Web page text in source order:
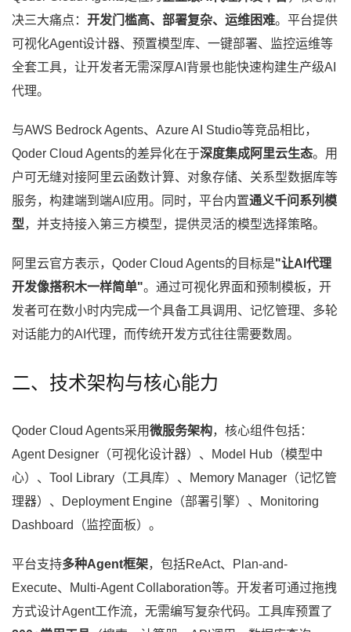
决三大痛点： 开发门槛高、部署复杂、运维困难。平台提供
可视化Agent设计器、预置模型库、一键部署、监控运维等
全套工具，让开发者无需深厚AI背景也能快速构建生产级AI
代理。
与AWS Bedrock Agents、Azure AI Studio等竞品相比，
Qoder Cloud Agents的差异化在于深度集成阿里云生态。用
户可无缝对接阿里云函数计算、对象存储、关系型数据库等
服务，构建端到端AI应用。同时，平台内置通义千问系列模
型，并支持接入第三方模型，提供灵活的模型选择策略。
阿里云官方表示，Qoder Cloud Agents的目标是"让AI代理
开发像搭积木一样简单"。通过可视化界面和预制模板，开
发者可在数小时内完成一个具备工具调用、记忆管理、多轮
对话能力的AI代理，而传统开发方式往往需要数周。
二、技术架构与核心能力
Qoder Cloud Agents采用微服务架构，核心组件包括：
Agent Designer（可视化设计器）、Model Hub（模型中
心）、Tool Library（工具库）、Memory Manager（记忆管
理器）、Deployment Engine（部署引擎）、Monitoring
Dashboard（监控面板）。
平台支持多种Agent框架，包括ReAct、Plan-and-
Execute、Multi-Agent Collaboration等。开发者可通过拖拽
方式设计Agent工作流，无需编写复杂代码。工具库预置了